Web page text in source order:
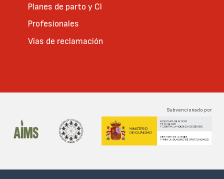
Planes de parto y CI
Profesionales
Vías de reclamación
Subvencionado por